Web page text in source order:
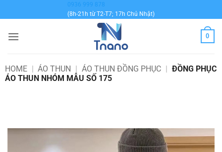
qua
dung
0936 999 878
(8h-21h từ T2-T7; 17h Chủ Nhật)
0
HOME | ÁO THUN | ÁO THUN ĐỒNG PHỤC | ĐỒNG PHỤC
ÁO THUN NHÓM MẪU SỐ 175